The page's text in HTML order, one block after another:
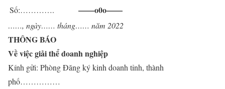
Số:…………. ——o0o——
……, ngày…… tháng…… năm 2022
THÔNG BÁO
Về việc giải thể doanh nghiệp
Kính gửi: Phòng Đăng ký kinh doanh tỉnh, thành
phố……………